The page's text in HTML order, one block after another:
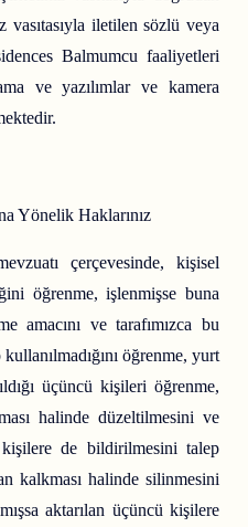
iletilen sözlü veya
Balmumcu faaliyetleri
ve yazılımlar ve kamera
Yönelik Haklarınız
çerçevesinde, kişisel
öğrenme, işlenmişse buna
amacını ve tarafımızca bu
öğrenme, yurt
üçüncü kişileri öğrenme,
halinde düzeltilmesini ve
kişilere de bildirilmesini talep
kalkması halinde silinmesini
aktarılan üçüncü kişilere